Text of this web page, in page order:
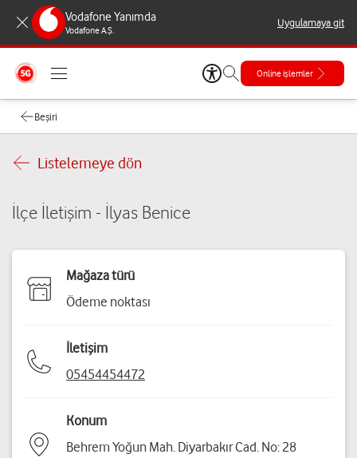
Vodafone Yanımda
Vodafone A.Ş.
Uygulamaya git
Online işlemler
Beşiri
Listelemeye dön
İlçe İletişim - İlyas Benice
Mağaza türü
Ödeme noktası
İletişim
05454454472
Konum
Behrem Yoğun Mah. Diyarbakır Cad. No: 28